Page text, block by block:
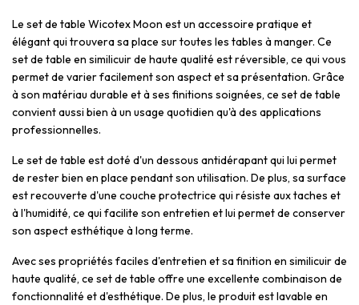
Le set de table Wicotex Moon est un accessoire pratique et
élégant qui trouvera sa place sur toutes les tables à manger. Ce
set de table en similicuir de haute qualité est réversible, ce qui vous
permet de varier facilement son aspect et sa présentation. Grâce
à son matériau durable et à ses finitions soignées, ce set de table
convient aussi bien à un usage quotidien qu'à des applications
professionnelles.
Le set de table est doté d'un dessous antidérapant qui lui permet
de rester bien en place pendant son utilisation. De plus, sa surface
est recouverte d'une couche protectrice qui résiste aux taches et
à l'humidité, ce qui facilite son entretien et lui permet de conserver
son aspect esthétique à long terme.
Avec ses propriétés faciles d'entretien et sa finition en similicuir de
haute qualité, ce set de table offre une excellente combinaison de
fonctionnalité et d'esthétique. De plus, le produit est lavable en